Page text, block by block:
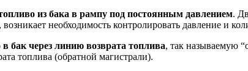
из бака в рампу под постоянным давлением.
необходимость контролировать давление и
бак через линию возврата топлива, так называемую
топлива (обратной магистрали).